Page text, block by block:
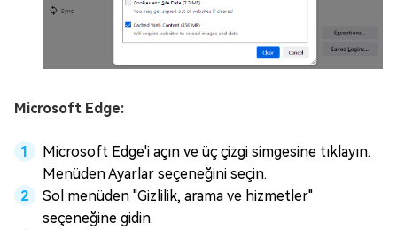
Microsoft Edge:
Microsoft Edge'i açın ve üç çizgi simgesine tıklayın.
Menüden Ayarlar seçeneğini seçin.
Sol menüden "Gizlilik, arama ve hizmetler"
seçeneğine gidin.